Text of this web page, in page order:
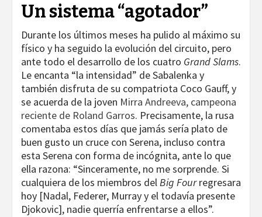
Un sistema “agotador”
Durante los últimos meses ha pulido al máximo su
físico y ha seguido la evolución del circuito, pero
ante todo el desarrollo de los cuatro Grand Slams.
Le encanta “la intensidad” de Sabalenka y
también disfruta de su compatriota Coco Gauff, y
se acuerda de la joven Mirra Andreeva, campeona
reciente de Roland Garros. Precisamente, la rusa
comentaba estos días que jamás sería plato de
buen gusto un cruce con Serena, incluso contra
esta Serena con forma de incógnita, ante lo que
ella razona: “Sinceramente, no me sorprende. Si
cualquiera de los miembros delBig Fourregresara
hoy [Nadal, Federer, Murray y el todavía presente
Djokovic], nadie querría enfrentarse a ellos”.